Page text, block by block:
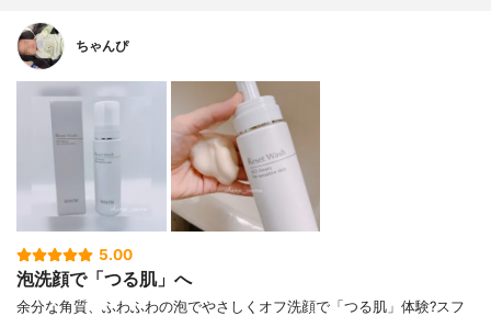
ちゃんぴ
5.00
泡洗顔で「つる肌」へ
余分な角質、ふわふわの泡でやさしくオフ洗顔で「つる肌」体験?スフ